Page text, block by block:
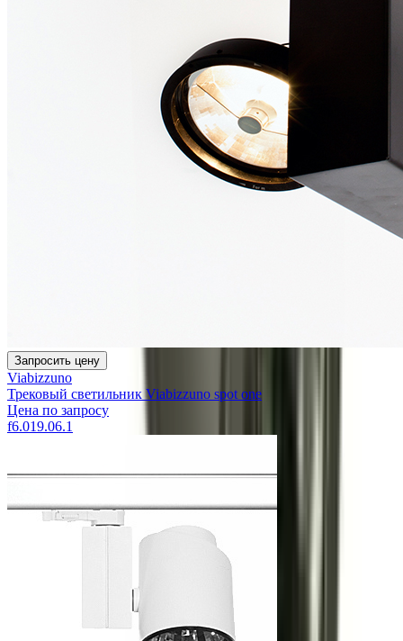
Запросить цену
Viabizzuno
Трековый светильник Viabizzuno spot one
Цена по запросу
f6.019.06.1